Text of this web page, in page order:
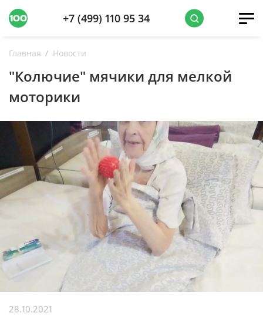
+7 (499) 110 95 34
Главная Новости
"Колючие" мячики для мелкой
моторики
28.10.2021